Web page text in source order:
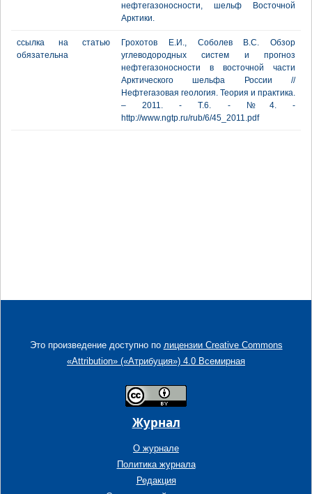
нефтегазоносности, шельф Восточной
Арктики.
ссылка на статью
обязательна
Грохотов Е.И., Соболев В.С. Обзор
углеводородных систем и прогноз
нефтегазоносности в восточной части
Арктического шельфа России //
Нефтегазовая геология. Теория и практика.
– 2011. - Т.6. - №4. -
http://www.ngtp.ru/rub/6/45_2011.pdf
Это произведение доступно по лицензии Creative Commons
«Attribution» («Атрибуция») 4.0 Всемирная
Журнал
О журнале
Политика журнала
Редакция